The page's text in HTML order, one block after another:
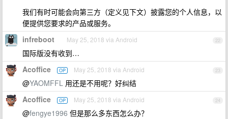
我们有时可能会向第三方（定义见下文）披露您的个人信息，以
便提供您要求的产品或服务。
22
infreboot May 25, 2018 via Android
国际版没有收到…
23
Acoffice OP May 25, 2018 via Android
@YAOMFFL 用还是不用呢？好纠结
24
Acoffice OP May 25, 2018 via Android
@fengye1996 但是那么多东西怎么办？